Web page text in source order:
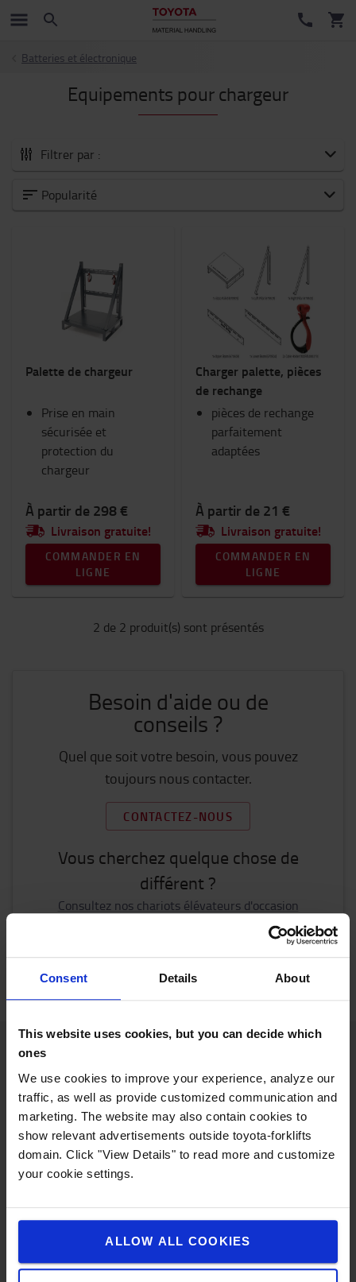
Consent Details About
This website uses cookies, but you can decide which
ones
We use cookies to improve your experience, analyze our
traffic, as well as provide customized communication and
marketing. The website may also contain cookies to
show relevant advertisements outside toyota-forklifts
domain. Click "View Details" to read more and customize
your cookie settings.
ALLOW ALL COOKIES
Batteries et électronique
Equipements pour chargeur
Filtrer par :
Tous les Accessoires
Accessoires pour fourches
Sécurité
Chariots et trottinettes industriels
Batteries et électronique
Habitacle du chariot
Ram Mount
Goodies Toyota
Eclairage
Equipement hivernal
Espace de travail et entrepôt
Catégorie
Equipements pour chargeur(2)
Popularité
Palette de chargeur
Prise en main
sécurisée et
protection du
chargeur
À partir de 298 €
Livraison gratuite!
COMMANDER EN
LIGNE
Charger palette, pièces
de rechange
pièces de rechange
parfaitement
adaptées
À partir de 21 €
Livraison gratuite!
COMMANDER EN
LIGNE
2 de 2 produit(s) sont présentés
Besoin d'aide ou de
conseils ?
Quel que soit votre besoin, vous pouvez
toujours nous contacter.
CONTACTEZ-NOUS
Vous cherchez quelque chose de
différent ?
Consultez nos chariots élévateurs d'occasion
Rendez-vous pour l'entretien ou la réparation
Service clientèle
Contactez-nous
Entretien d'urgence
Questions fréquentes
Nouveaux chariots élévateurs